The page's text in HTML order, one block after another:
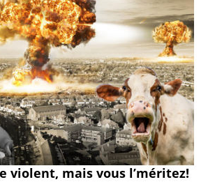
violent, mais vous l’méritez!